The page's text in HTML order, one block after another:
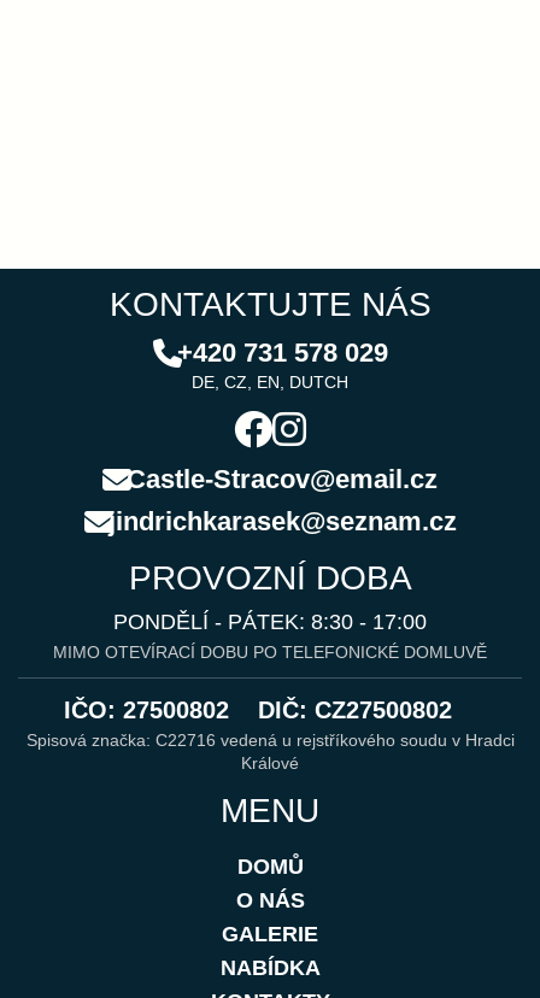
KONTAKTUJTE NÁS
+420 731 578 029
DE, CZ, EN, DUTCH
Castle-Stracov@email.cz
jindrichkarasek@seznam.cz
PROVOZNÍ DOBA
PONDĚLÍ - PÁTEK: 8:30 - 17:00
MIMO OTEVÍRACÍ DOBU PO TELEFONICKÉ DOMLUVĚ
IČO: 27500802 DIČ: CZ27500802
Spisová značka: C22716 vedená u rejstříkového soudu v Hradci
Králové
MENU
DOMŮ
O NÁS
GALERIE
NABÍDKA